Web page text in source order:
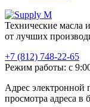
Технические масла
от лучших
+7 (812) 748-22-65
Режим работы: с
Адрес электронной
просмотра адреса в